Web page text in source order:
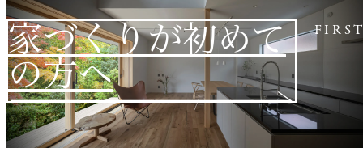
家づくりが初めて
の方へ